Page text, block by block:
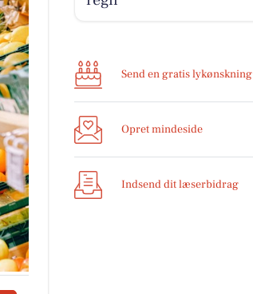
Send en gratis lykønskning
Opret mindeside
Indsend dit læserbidrag